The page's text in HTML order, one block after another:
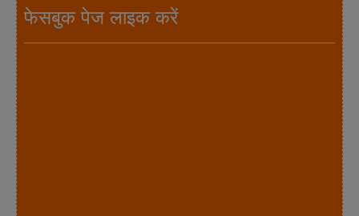
फेसबुक पेज लाइक करें